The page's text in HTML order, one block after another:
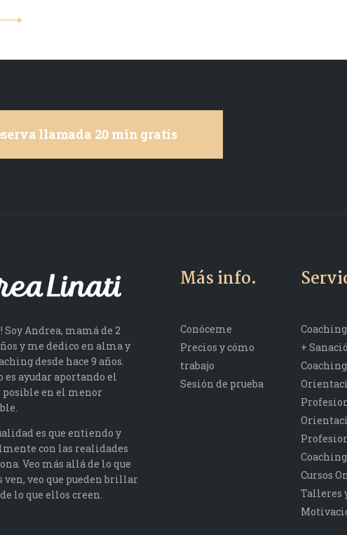
llamada 20 min gratis
Soy Andrea, mamá de 2
y me dedico en alma y
desde hace 9 años.
ayudar aportando el
en el menor
es que entiendo y
con las realidades
Veo más allá de lo que
veo que pueden brillar
lo que ellos creen.
Más info.
Conóceme
Precios y cómo
trabajo
Sesión de prueba
+
Cursos
Talleres